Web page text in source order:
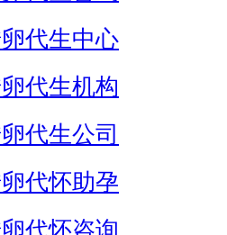
代生中心
代生机构
代生公司
代怀助孕
代怀咨询